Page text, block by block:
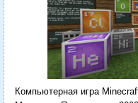
Компьютерная игра